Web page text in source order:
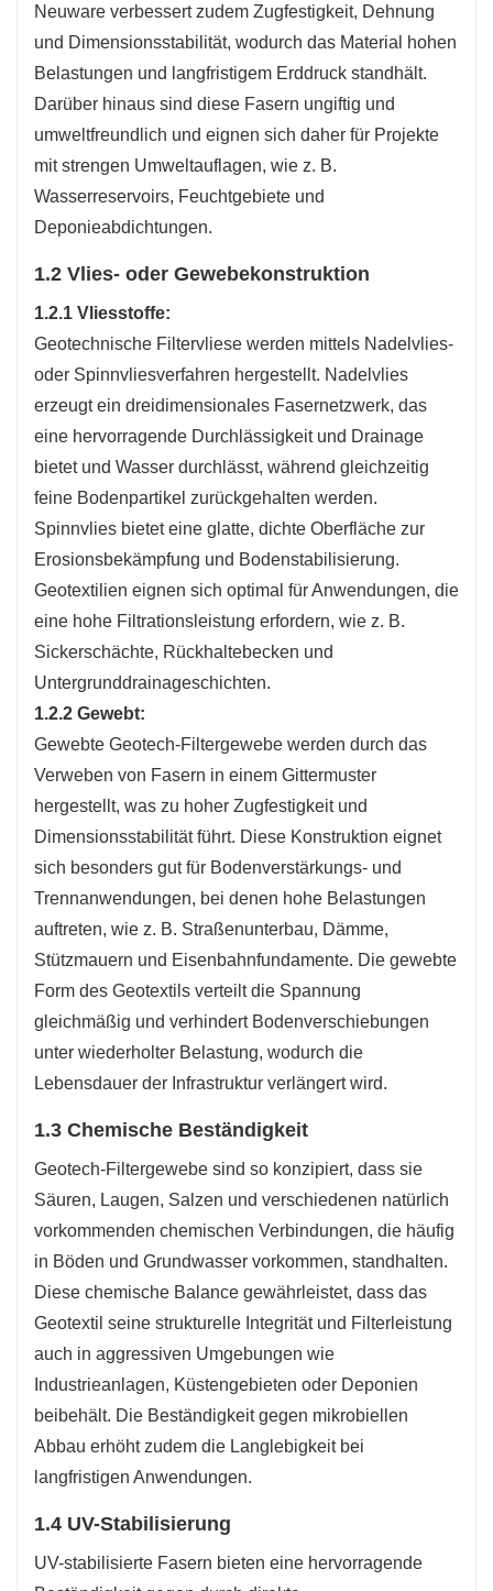
Neuware verbessert zudem Zugfestigkeit, Dehnung
und Dimensionsstabilität, wodurch das Material hohen
Belastungen und langfristigem Erddruck standhält.
Darüber hinaus sind diese Fasern ungiftig und
umweltfreundlich und eignen sich daher für Projekte
mit strengen Umweltauflagen, wie z. B.
Wasserreservoirs, Feuchtgebiete und
Deponieabdichtungen.
1.2 Vlies- oder Gewebekonstruktion
1.2.1 Vliesstoffe:
Geotechnische Filtervliese werden mittels Nadelvlies-
oder Spinnvliesverfahren hergestellt. Nadelvlies
erzeugt ein dreidimensionales Fasernetzwerk, das
eine hervorragende Durchlässigkeit und Drainage
bietet und Wasser durchlässt, während gleichzeitig
feine Bodenpartikel zurückgehalten werden.
Spinnvlies bietet eine glatte, dichte Oberfläche zur
Erosionsbekämpfung und Bodenstabilisierung.
Geotextilien eignen sich optimal für Anwendungen, die
eine hohe Filtrationsleistung erfordern, wie z. B.
Sickerschächte, Rückhaltebecken und
Untergrunddrainageschichten.
1.2.2 Gewebt:
Gewebte Geotech-Filtergewebe werden durch das
Verweben von Fasern in einem Gittermuster
hergestellt, was zu hoher Zugfestigkeit und
Dimensionsstabilität führt. Diese Konstruktion eignet
sich besonders gut für Bodenverstärkungs- und
Trennanwendungen, bei denen hohe Belastungen
auftreten, wie z. B. Straßenunterbau, Dämme,
Stützmauern und Eisenbahnfundamente. Die gewebte
Form des Geotextils verteilt die Spannung
gleichmäßig und verhindert Bodenverschiebungen
unter wiederholter Belastung, wodurch die
Lebensdauer der Infrastruktur verlängert wird.
1.3 Chemische Beständigkeit
Geotech-Filtergewebe sind so konzipiert, dass sie
Säuren, Laugen, Salzen und verschiedenen natürlich
vorkommenden chemischen Verbindungen, die häufig
in Böden und Grundwasser vorkommen, standhalten.
Diese chemische Balance gewährleistet, dass das
Geotextil seine strukturelle Integrität und Filterleistung
auch in aggressiven Umgebungen wie
Industrieanlagen, Küstengebieten oder Deponien
beibehält. Die Beständigkeit gegen mikrobiellen
Abbau erhöht zudem die Langlebigkeit bei
langfristigen Anwendungen.
1.4 UV-Stabilisierung
UV-stabilisierte Fasern bieten eine hervorragende